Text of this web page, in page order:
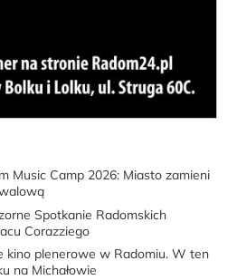
Music Camp 2026: Miasto zamieni
Spotkanie Radomskich
Corazziego
kino plenerowe w Radomiu. W ten
na Michałowie